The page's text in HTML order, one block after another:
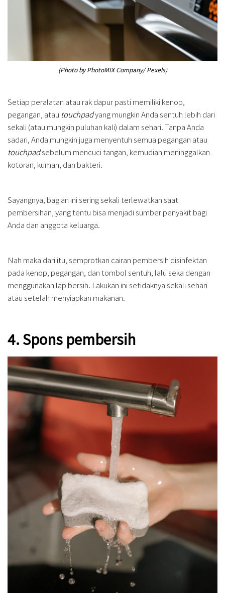
(Photo by PhotoMIX Company/ Pexels)
Setiap peralatan atau rak dapur pasti memiliki kenop,
pegangan, atau touchpadyang mungkin Anda sentuh lebih dari
sekali (atau mungkin puluhan kali) dalam sehari. Tanpa Anda
sadari, Anda mungkin juga menyentuh semua pegangan atau
touchpadsebelum mencuci tangan, kemudian meninggalkan
kotoran, kuman, dan bakteri.
Sayangnya, bagian ini sering sekali terlewatkan saat
pembersihan, yang tentu bisa menjadi sumber penyakit bagi
Anda dan anggota keluarga.
Nah maka dari itu, semprotkan cairan pembersih disinfektan
pada kenop, pegangan, dan tombol sentuh, lalu seka dengan
menggunakan lap bersih. Lakukan ini setidaknya sekali sehari
atau setelah menyiapkan makanan.
4. Spons pembersih